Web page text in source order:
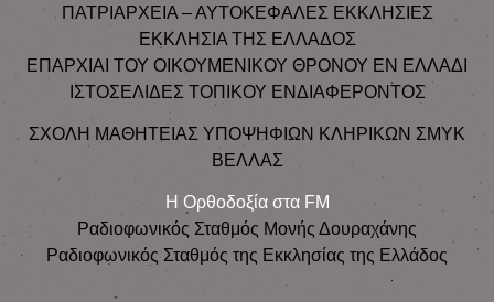
ΠΑΤΡΙΑΡΧΕΙΑ – ΑΥΤΟΚΕΦΑΛΕΣ ΕΚΚΛΗΣΙΕΣ
ΕΚΚΛΗΣΙΑ ΤΗΣ ΕΛΛΑΔΟΣ
ΕΠΑΡΧΙΑΙ ΤΟΥ ΟΙΚΟΥΜΕΝΙΚΟΥ ΘΡΟΝΟΥ ΕΝ ΕΛΛΑΔΙ
ΙΣΤΟΣΕΛΙΔΕΣ ΤΟΠΙΚΟΥ ΕΝΔΙΑΦΕΡΟΝΤΟΣ
ΣΧΟΛΗ ΜΑΘΗΤΕΙΑΣ ΥΠΟΨΗΦΙΩΝ ΚΛΗΡΙΚΩΝ ΣΜΥΚ
ΒΕΛΛΑΣ
Η Ορθοδοξία στα FM
Ραδιοφωνικός Σταθμός Μονής Δουραχάνης
Ραδιοφωνικός Σταθμός της Εκκλησίας της Ελλάδος